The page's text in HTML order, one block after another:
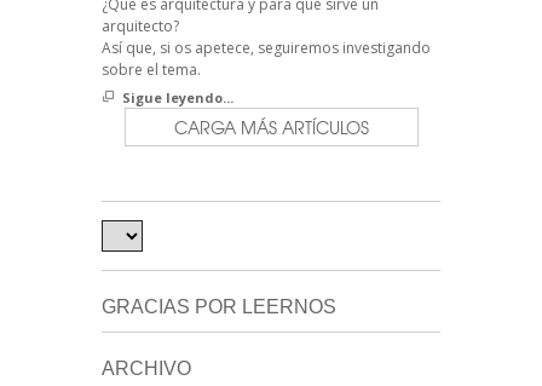
arquitecto?
Así que, si os apetece, seguiremos investigando
sobre el tema.
Sigue leyendo...
CARGA MÁS ARTÍCULOS
GRACIAS POR LEERNOS
ARCHIVO